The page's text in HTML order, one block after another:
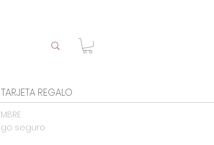
TARJETA REGALO
seguro